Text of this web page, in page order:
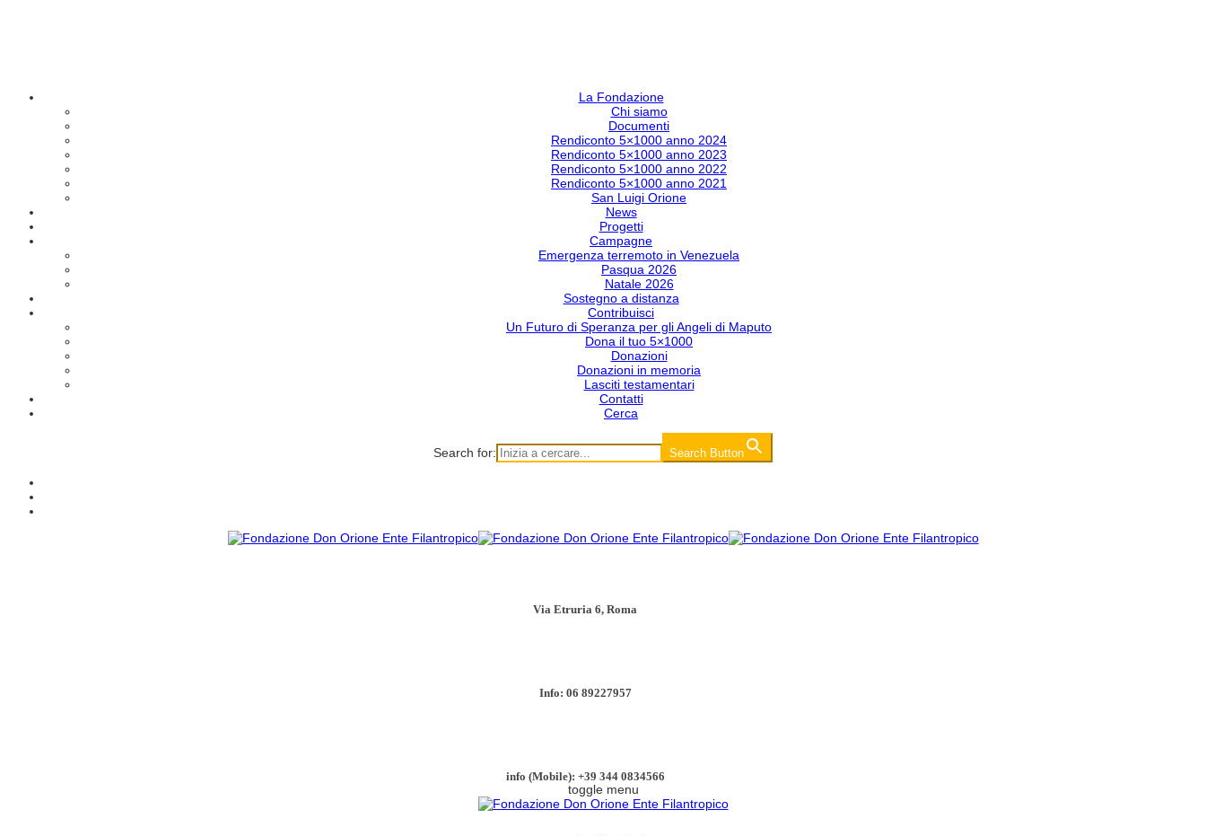
La Fondazione
Chi siamo
Documenti
Rendiconto 5×1000 anno 2024
Rendiconto 5×1000 anno 2023
Rendiconto 5×1000 anno 2022
Rendiconto 5×1000 anno 2021
San Luigi Orione
News
Progetti
Campagne
Emergenza terremoto in Venezuela
Pasqua 2026
Natale 2026
Sostegno a distanza
Contribuisci
Un Futuro di Speranza per gli Angeli di Maputo
Dona il tuo 5×1000
Donazioni
Donazioni in memoria
Lasciti testamentari
Contatti
Cerca
Search for: Search Button
Via Etruria 6, Roma
Info: 06 89227957
info (Mobile): +39 344 0834566
toggle menu